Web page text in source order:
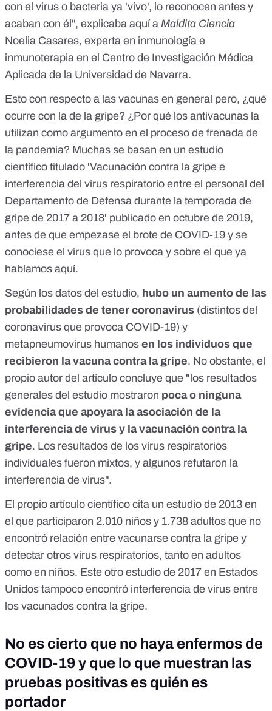
con el virus o bacteria ya 'vivo', lo reconocen antes y
acaban con él", explicaba aquía Maldita Ciencia
Noelia Casares, experta en inmunología e
inmunoterapia en el Centro de Investigación Médica
Aplicada de la Universidad de Navarra.
Esto con respecto a las vacunas en general pero, ¿qué
ocurre con la de la gripe? ¿Por qué los antivacunas la
utilizan como argumento en el proceso de frenada de
la pandemia? Muchas se basan en un estudio
científico titulado 'Vacunación contra la gripe e
interferencia del virus respiratorio entre el personal del
Departamento de Defensa durante la temporada de
gripe de 2017 a 2018' publicado en octubre de 2019,
antes de que empezase el brote de COVID-19 y se
conociese el virus que lo provoca y sobre el que ya
hablamos aquí.
Según los datos del estudio, hubo un aumento de las
probabilidades de tener coronavirus (distintos del
coronavirus que provoca COVID-19) y
metapneumovirus humanos en los individuos que
recibieron la vacuna contra la gripe. No obstante, el
propio autor del artículo concluye que "los resultados
generales del estudio mostraron poca o ninguna
evidencia que apoyara la asociación de la
interferencia de virus y la vacunación contra la
gripe. Los resultados de los virus respiratorios
individuales fueron mixtos, y algunos refutaron la
interferencia de virus".
El propio artículo científico cita un estudio de 2013 en
el que participaron 2.010 niños y 1.738 adultos que no
encontró relación entre vacunarse contra la gripe y
detectar otros virus respiratorios, tanto en adultos
como en niños. Este otro estudio de 2017 en Estados
Unidos tampoco encontró interferencia de virus entre
los vacunados contra la gripe.
No es cierto que no haya enfermos de
COVID-19 y que lo que muestran las
pruebas positivas es quién es
portador